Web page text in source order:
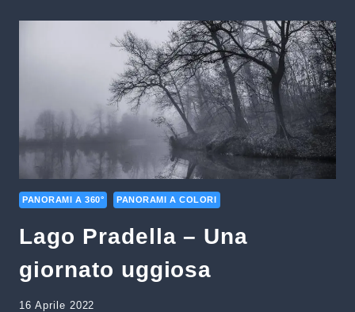
PANORAMI A 360° PANORAMI A COLORI
Lago Pradella – Una
giornato uggiosa
16 Aprile 2022